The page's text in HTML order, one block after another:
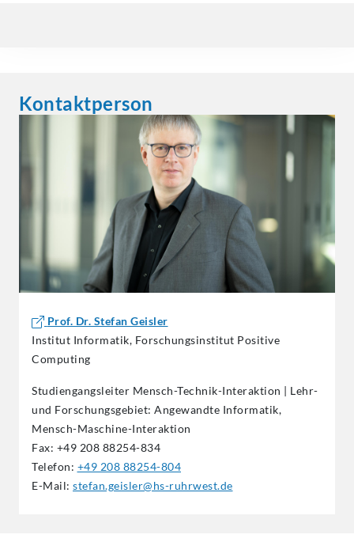
Kontaktperson
Prof. Dr. Stefan Geisler
Institut Informatik, Forschungsinstitut Positive
Computing
Studiengangsleiter Mensch-Technik-Interaktion | Lehr-
und Forschungsgebiet: Angewandte Informatik,
Mensch-Maschine-Interaktion
Fax: +49 208 88254-834
Telefon: +49 208 88254-804
E-Mail: stefan.geisler@hs-ruhrwest.de